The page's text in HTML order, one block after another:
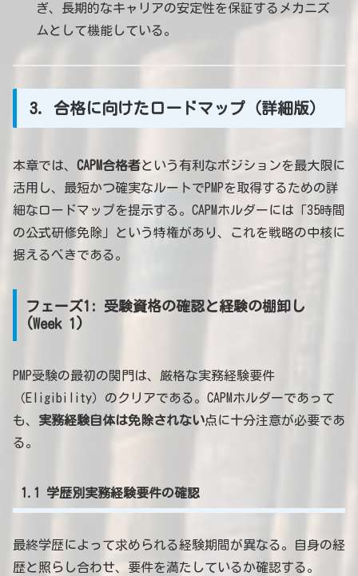
ぎ、長期的なキャリアの安定性を保証するメカニズ
ムとして機能している。
3. 合格に向けたロードマップ（詳細版）
本章では、 CAPM合格者という有利なポジションを最大限に
活用し、最短かつ確実なルートでPMPを取得するための詳
細なロードマップを提示する。CAPMホルダーには「35時間
の公式研修免除」という特権があり、これを戦略の中核に
据えるべきである。
フェーズ1: 受験資格の確認と経験の棚卸し
(Week 1)
PMP受験の最初の関門は、厳格な実務経験要件
（Eligibility）のクリアである。CAPMホルダーであって
も、 実務経験自体は免除されない点に十分注意が必要であ
る。
1.1 学歴別実務経験要件の確認
最終学歴によって求められる経験期間が異なる。自身の経
歴と照らし合わせ、要件を満たしているか確認する。